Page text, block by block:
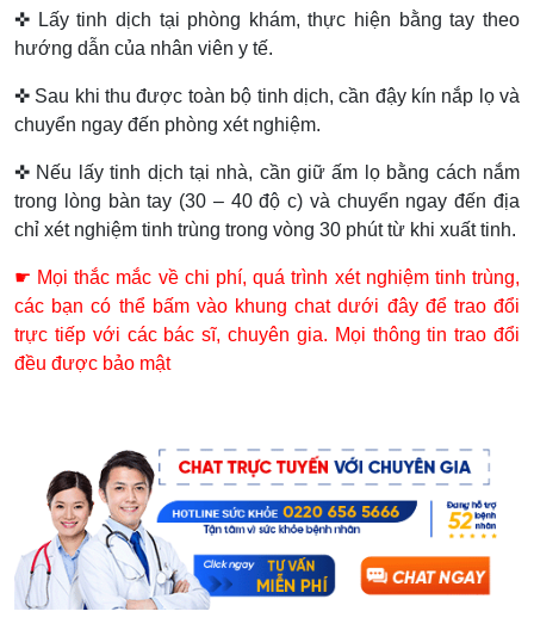
✜ Lấy tinh dịch tại phòng khám, thực hiện bằng tay theo
hướng dẫn của nhân viên y tế.
✜ Sau khi thu được toàn bộ tinh dịch, cần đậy kín nắp lọ và
chuyển ngay đến phòng xét nghiệm.
✜ Nếu lấy tinh dịch tại nhà, cần giữ ấm lọ bằng cách nắm
trong lòng bàn tay (30 – 40 độ c) và chuyển ngay đến địa
chỉ xét nghiệm tinh trùng trong vòng 30 phút từ khi xuất tinh.
☛ Mọi thắc mắc về chi phí, quá trình xét nghiệm tinh trùng,
các bạn có thể bấm vào khung chat dưới đây để trao đổi
trực tiếp với các bác sĩ, chuyên gia. Mọi thông tin trao đổi
đều được bảo mật